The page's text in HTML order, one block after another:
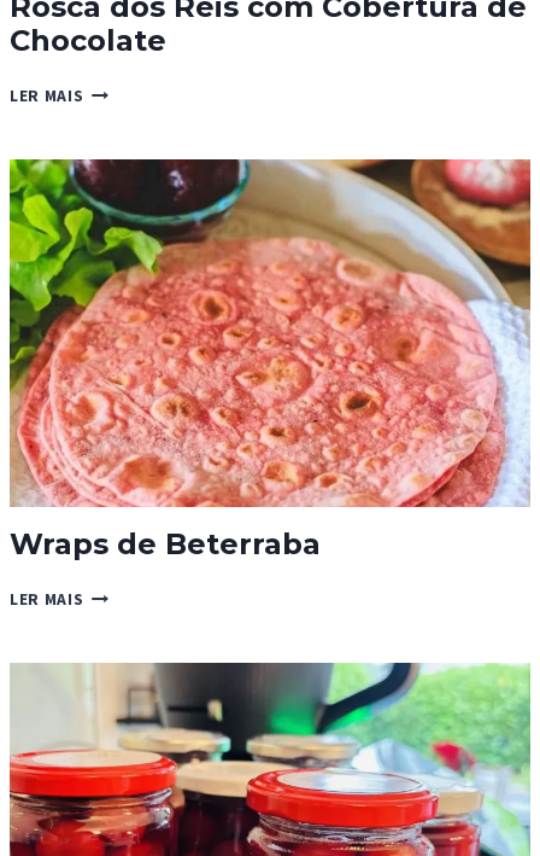
Chocolate
LER MAIS ROSCA
COM
COBERTURA
DE
CHOCOLATE
Wraps de Beterraba
LER MAIS WRAPS